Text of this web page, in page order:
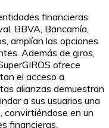
financieras
BBVA, Bancamía,
amplían las opciones
Además de giros,
ofrece
el acceso a
alianzas demuestran
a sus usuarios una
convirtiéndose en un
financieras.